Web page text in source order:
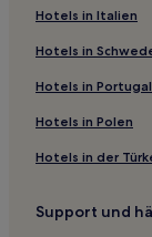
Hotels nahe
Hotels nahe
Casa Montesecco
Terre Roveresche
Hotels nahe
Hotels nahe
Hotels in Italien
Hotels in
Hotels in Portugal
Hotels in Polen
Hotels in der
Support und